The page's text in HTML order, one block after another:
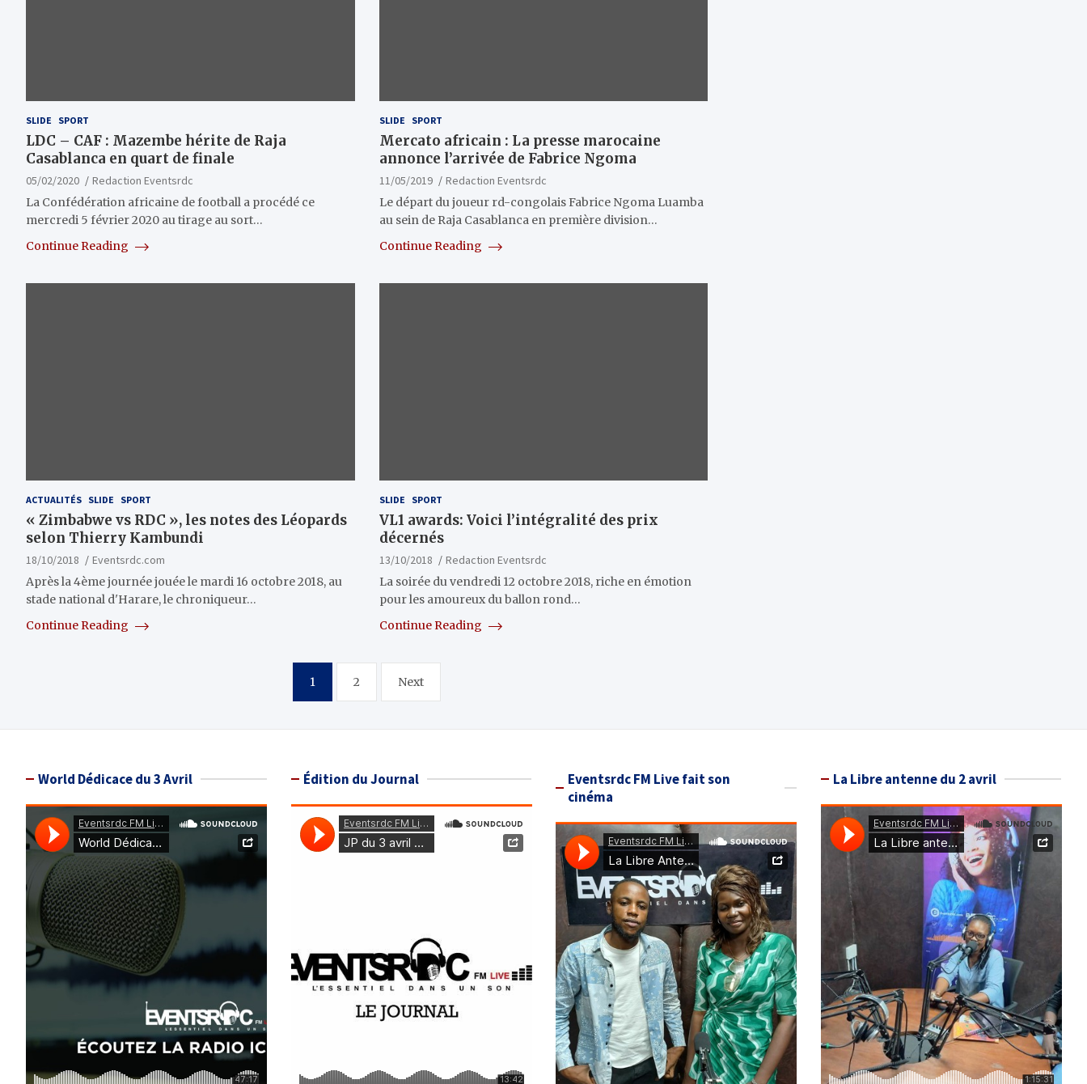
SLIDE SPORT
LDC – CAF : Mazembe hérite de Raja
Casablanca en quart de finale
05/02/2020
Redaction Eventsrdc
La Confédération africaine de football a procédé ce
mercredi 5 février 2020 au tirage au sort…
Continue Reading
SLIDE SPORT
Mercato africain : La presse marocaine
annonce l’arrivée de Fabrice Ngoma
11/05/2019
Redaction Eventsrdc
Le départ du joueur rd-congolais Fabrice Ngoma Luamba
au sein de Raja Casablanca en première division…
Continue Reading
ACTUALITÉS SLIDE SPORT
« Zimbabwe vs RDC », les notes des Léopards
selon Thierry Kambundi
18/10/2018
Eventsrdc.com
Après la 4ème journée jouée le mardi 16 octobre 2018, au
stade national d'Harare, le chroniqueur…
Continue Reading
SLIDE SPORT
VL1 awards: Voici l’intégralité des prix
décernés
13/10/2018
Redaction Eventsrdc
La soirée du vendredi 12 octobre 2018, riche en émotion
pour les amoureux du ballon rond…
Continue Reading
1 2 Next
World Dédicace du 3 Avril Édition du Journal
Eventsrdc FM Live fait son
cinéma
La Libre antenne du 2 avril